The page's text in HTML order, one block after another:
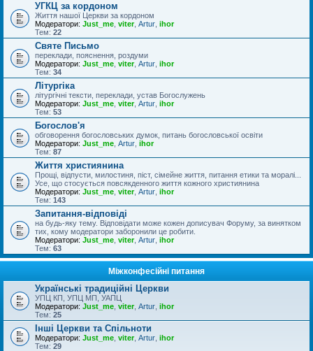
УГКЦ за кордоном
Життя нашої Церкви за кордоном
Модератори: Just_me viter, Artur ihor
Тем: 22
Святе Письмо
переклади, пояснення, роздуми
Модератори: Just_me viter, Artur ihor
Тем: 34
Літургіка
літургічні тексти, переклади, устав Богослужень
Модератори: Just_me viter, Artur ihor
Тем: 53
Богослов'я
обговорення богословських думок, питань богословської освіти
Модератори: Just_me Artur ihor
Тем: 87
Життя християнина
Прощі, відпусти, милостиня, піст, сімейне життя, питання етики та моралі...
Усе, що стосується повсякденного життя кожного християнина
Модератори: Just_me viter, Artur ihor
Тем: 143
Запитання-відповіді
на будь-яку тему. Відповідати може кожен дописувач Форуму, за винятком
тих, кому модератори заборонили це робити.
Модератори: Just_me viter, Artur ihor
Тем: 63
Міжконфесійні питання
Українські традиційні Церкви
УПЦ КП, УПЦ МП, УАПЦ
Модератори: Just_me viter, Artur ihor
Тем: 25
Інші Церкви та Спільноти
Модератори: Just_me viter, Artur ihor
Тем: 29